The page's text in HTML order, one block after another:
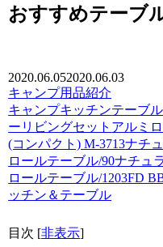
おすすめテーブ
2020.06.052020.06.03
キャンプ用品紹介
キャンプキッチンテーブ
ーリビングセット アルミ
(コンパクト) M-3713ナチ
ロールテーブル/90ナチュ
ロールテーブル/1203FD
ッチン＆テーブル
目次 [非表示]